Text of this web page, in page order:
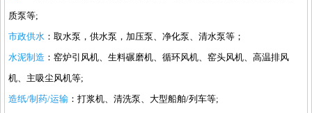
质泵等;
市政供水 ：取水泵，供水泵，加压泵、净化泵、清水泵等；
水泥制造 ：窑炉引风机、生料碾磨机、循环风机、窑头风机、高温排风
机、主吸尘风机等;
造纸/制药/运输 ：打浆机、清洗泵、大型船舶/列车等;